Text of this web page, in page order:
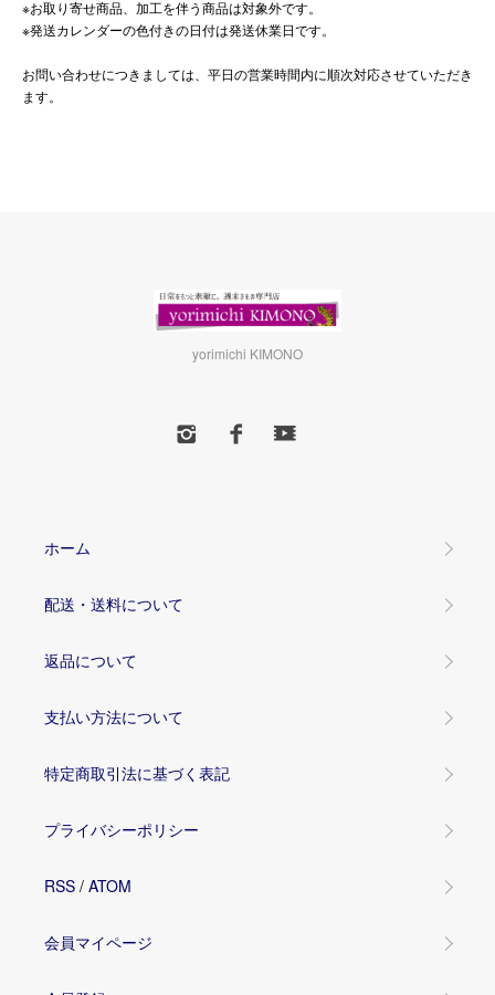
※お取り寄せ商品、加工を伴う商品は対象外です。
※発送カレンダーの色付きの日付は発送休業日です。
お問い合わせにつきましては、平日の営業時間内に順次対応させていただき
ます。
yorimichi KIMONO
ホーム
配送・送料について
返品について
支払い方法について
特定商取引法に基づく表記
プライバシーポリシー
RSS / ATOM
会員マイページ